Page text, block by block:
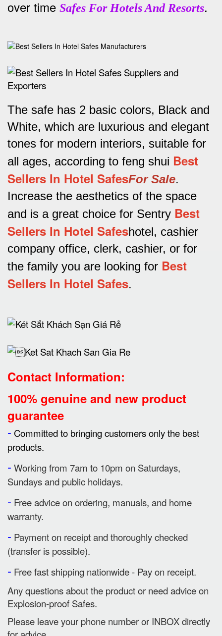
over time Safes For Hotels And Resorts.
The safe has 2 basic colors, Black and
White, which are luxurious and elegant
tones for modern interiors, suitable for
all ages, according to feng shui Best
Sellers In Hotel SafesFor Sale.
Increase the aesthetics of the space
and is a great choice for Sentry Best
Sellers In Hotel Safeshotel, cashier
company office, clerk, cashier, or for
the family you are looking for Best
Sellers In Hotel Safes.
Contact Information:
100% genuine and new product
guarantee
- Committed to bringing customers only the best
products.
- Working from 7am to 10pm on Saturdays,
Sundays and public holidays.
- Free advice on ordering, manuals, and home
warranty.
- Payment on receipt and thoroughly checked
(transfer is possible).
- Free fast shipping nationwide - Pay on receipt.
Any questions about the product or need advice on
Explosion-proof Safes.
Please leave your phone number or INBOX directly